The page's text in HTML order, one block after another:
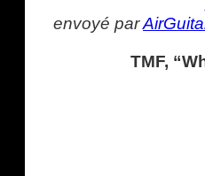
envoyé par
TMF,